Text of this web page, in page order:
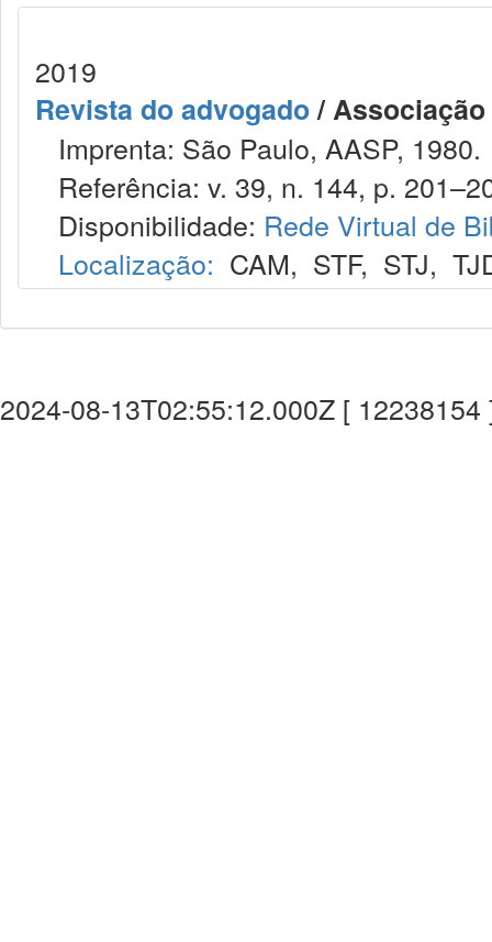
2019
Revista do advogado/
Imprenta: São Paulo, AASP, 1980.
Referência: v. 39, n. 144, p.
Disponibilidade: Rede Virtual de
Localização: CAM, STF, STJ,
2024-08-13T02:55:12.000Z [ 12238154